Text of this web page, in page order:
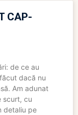
CAP-
de ce au
dacă nu
Am adunat
scurt, cu
detaliu pe